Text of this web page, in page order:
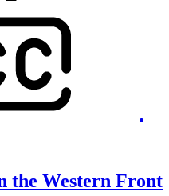
the Western Front